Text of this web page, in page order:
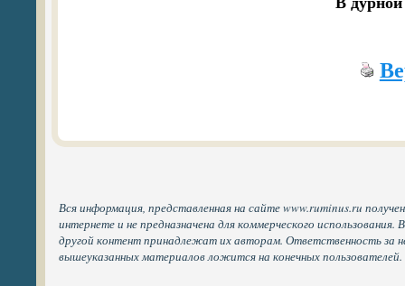
Вся информация, представленная на сайте www.ruminus.ru
интернете и не предназначена для коммерческого
другой контент принадлежат их авторам. Ответственность за
вышеуказанных материалов ложится на конечных пользователей.